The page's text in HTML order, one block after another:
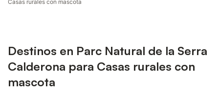
Casas rurales con mascota
Destinos en Parc Natural de la Serra
Calderona para Casas rurales con
mascota